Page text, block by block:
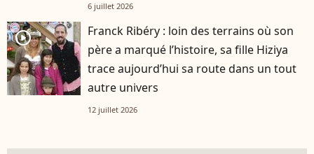
6 juillet 2026
player2
Franck Ribéry : loin des terrains où son
père a marqué l’histoire, sa fille Hiziya
trace aujourd’hui sa route dans un tout
autre univers
12 juillet 2026